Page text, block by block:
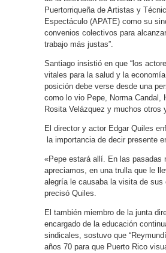
Puertorriqueña de Artistas y
Espectáculo (APATE) como su
convenios colectivos para
trabajo más justas”.
Santiago insistió en que “los
vitales para la salud y la
posición debe verse desde una
como lo vio Pepe, Norma Candal,
Rosita Velázquez y muchos otros
El director y actor Edgar Quiles
la importancia de decir presente
«Pepe estará allí. En las pasadas
apreciamos, en una trulla que le
alegría le causaba la visita de sus
precisó Quiles.
El también miembro de la junta
encargado de la educación
sindicales, sostuvo que
años 70 para que Puerto Rico